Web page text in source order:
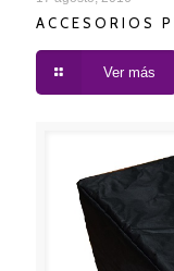
ACCESORIOS
Ver más